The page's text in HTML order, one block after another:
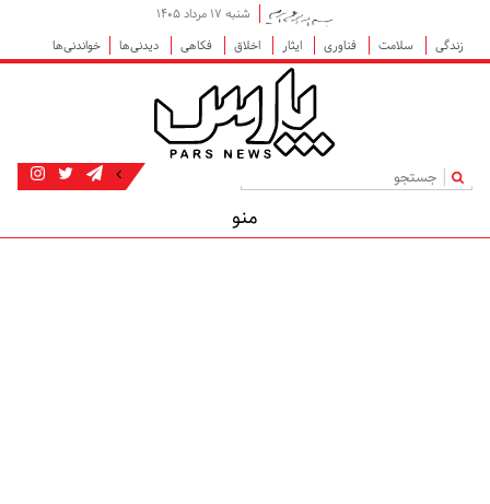
شنبه ۱۷ مرداد ۱۴۰۵
زندگی
سلامت فناوری ایثار اخلاق فکاهی دیدنی‌ها خواندنی‌ها
|
منو